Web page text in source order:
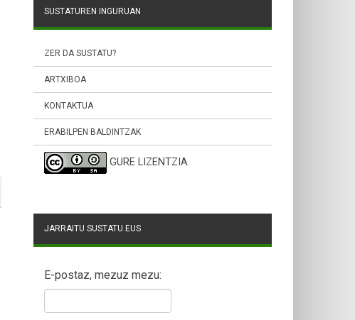
SUSTATUREN INGURUAN
ZER DA SUSTATU?
ARTXIBOA
KONTAKTUA
ERABILPEN BALDINTZAK
GURE LIZENTZIA
JARRAITU SUSTATU.EUS
E-postaz, mezuz mezu: